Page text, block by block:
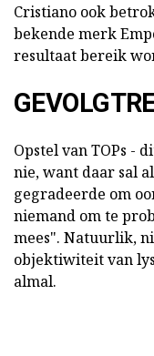
Cristiano ook
bekende merk
resultaat bereik
Opstel van TOPs -
nie, want daar sal
gegradeerde om
niemand om te
mees". Natuurlik,
objektiwiteit van
almal.